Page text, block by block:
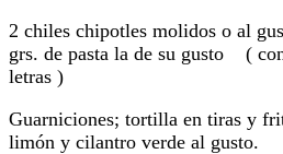
2 chiles chipotles molidos o al
grs. de pasta la de su gusto (
letras )
Guarniciones; tortilla en tiras y
limón y cilantro verde al gusto.